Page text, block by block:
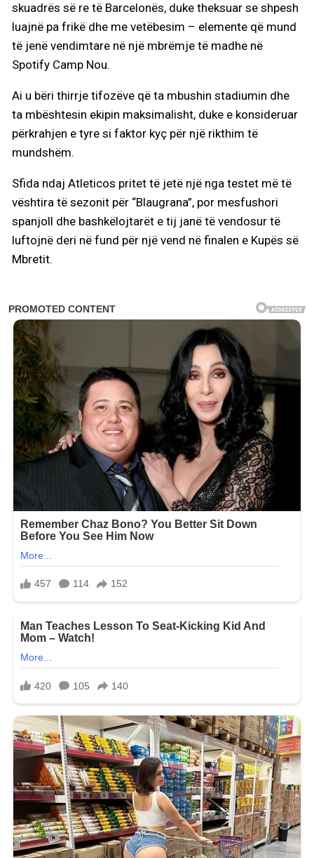
skuadrës së re të Barcelonës, duke theksuar se shpesh
luajnë pa frikë dhe me vetëbesim – elemente që mund
të jenë vendimtare në një mbrëmje të madhe në
Spotify Camp Nou.
Ai u bëri thirrje tifozëve që ta mbushin stadiumin dhe
ta mbështesin ekipin maksimalisht, duke e konsideruar
përkrahjen e tyre si faktor kyç për një rikthim të
mundshëm.
Sfida ndaj Atleticos pritet të jetë një nga testet më të
vështira të sezonit për “Blaugrana”, por mesfushori
spanjoll dhe bashkëlojtarët e tij janë të vendosur të
luftojnë deri në fund për një vend në finalen e Kupës së
Mbretit.